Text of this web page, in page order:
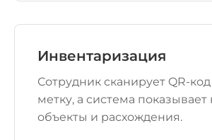
Инвентаризация
Сотрудник сканирует QR-
метку, а система
объекты и расхождения.